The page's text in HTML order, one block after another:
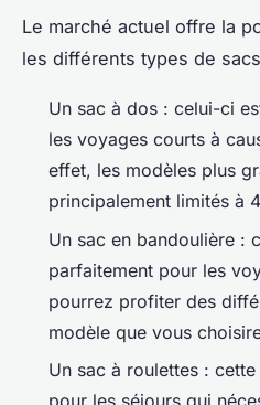
Le marché actuel offre la
les différents types de
Un sac à dos : celui-ci
les voyages courts à
effet, les modèles plus
principalement limités à
Un sac en bandoulière :
parfaitement pour les
pourrez profiter des
modèle que vous
Un sac à roulettes :